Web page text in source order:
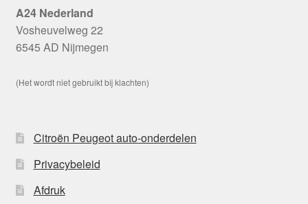
A24 Nederland
Vosheuvelweg 22
6545 AD Nijmegen
(Het wordt niet gebruikt bij klachten)
Citroën Peugeot auto-onderdelen
Privacybeleid
Afdruk